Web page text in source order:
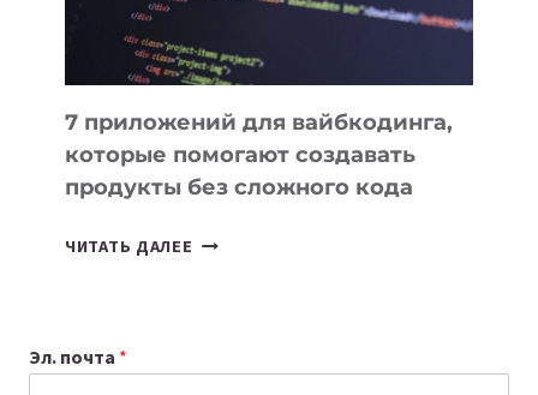
7 приложений для вайбкодинга,
которые помогают создавать
продукты без сложного кода
ЧИТАТЬ ДАЛЕЕ
Эл. почта *